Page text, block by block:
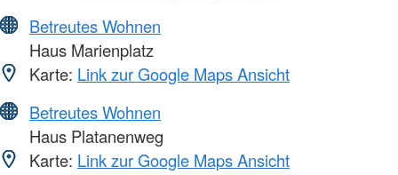
Betreutes Wohnen
Haus Marienplatz
Karte: Link zur Google Maps Ansicht
Betreutes Wohnen
Haus Platanenweg
Karte: Link zur Google Maps Ansicht